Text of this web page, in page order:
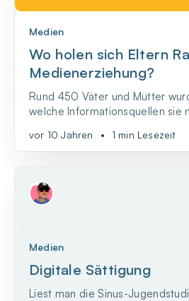
Medien
Wo holen sich Eltern
Medienerziehung?
Rund 450 Väter und Mütter
welche Informationsquellen sie
vor 10 Jahren • 1 min Lesezeit
Medien
Digitale Sättigung
Liest man die Sinus-